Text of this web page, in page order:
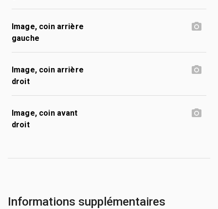
Image, coin arrière
gauche
Image, coin arrière
droit
Image, coin avant
droit
Informations supplémentaires